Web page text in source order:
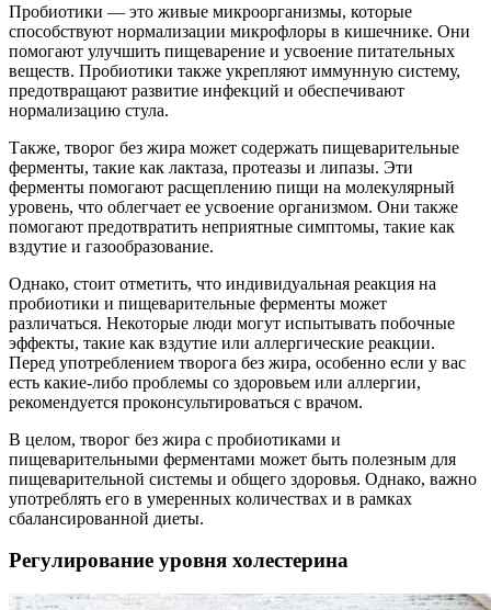
Пробиотики — это живые микроорганизмы, которые
способствуют нормализации микрофлоры в кишечнике. Они
помогают улучшить пищеварение и усвоение питательных
веществ. Пробиотики также укрепляют иммунную систему,
предотвращают развитие инфекций и обеспечивают
нормализацию стула.
Также, творог без жира может содержать пищеварительные
ферменты, такие как лактаза, протеазы и липазы. Эти
ферменты помогают расщеплению пищи на молекулярный
уровень, что облегчает ее усвоение организмом. Они также
помогают предотвратить неприятные симптомы, такие как
вздутие и газообразование.
Однако, стоит отметить, что индивидуальная реакция на
пробиотики и пищеварительные ферменты может
различаться. Некоторые люди могут испытывать побочные
эффекты, такие как вздутие или аллергические реакции.
Перед употреблением творога без жира, особенно если у вас
есть какие-либо проблемы со здоровьем или аллергии,
рекомендуется проконсультироваться с врачом.
В целом, творог без жира с пробиотиками и
пищеварительными ферментами может быть полезным для
пищеварительной системы и общего здоровья. Однако, важно
употреблять его в умеренных количествах и в рамках
сбалансированной диеты.
Регулирование уровня холестерина